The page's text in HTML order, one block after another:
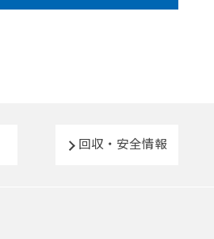
回収・安全情報